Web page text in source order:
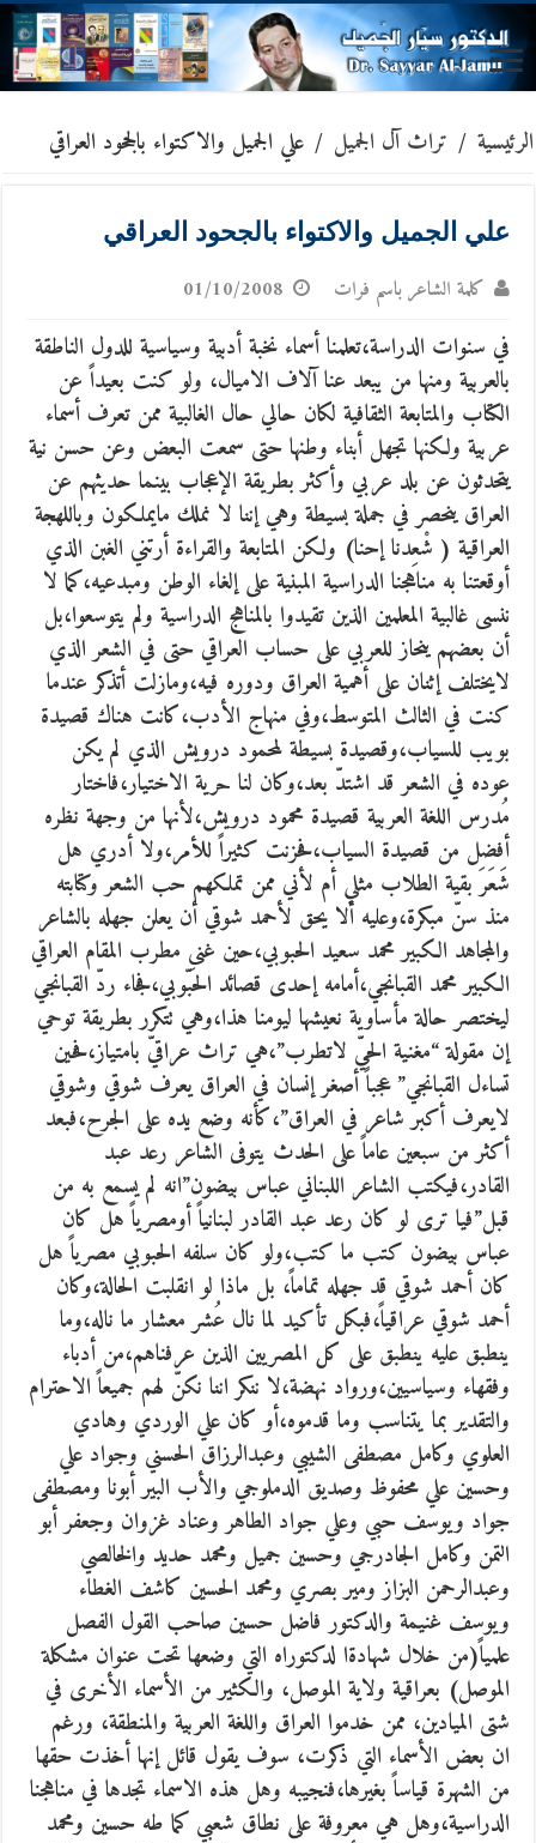
الرئيسية / تراث آل الجميل / علي الجميل والاكتواء بالجحود العراقي
علي الجميل والاكتواء بالجحود العراقي
كلمة الشاعر باسم فرات 01/10/2008
في سنوات الدراسة،تعلمنا أسماء نخبة أدبية وسياسية للدول الناطقة
بالعربية ومنها من يبعد عنا آلاف الاميال، ولو كنت بعيداً عن
الكتاب والمتابعة الثقافية لكان حالي حال الغالبية ممن تعرف أسماء
عربية ولكنها تجهل أبناء وطنها حتى سمعت البعض وعن حسن نية
يتحدثون عن بلد عربي وأكثر بطريقة الإعجاب بينما حديثهم عن
العراق ينحصر في جملة بسيطة وهي إننا لا نملك مايملكون وباللهجة
العراقية ( شْعِدنا إحنا) ولكن المتابعة والقراءة أرتني الغبن الذي
أوقعتنا به مناهجنا الدراسية المبنية على إلغاء الوطن ومبدعيه،كما لا
ننسى غالبية المعلمين الذين تقيدوا بالمناهج الدراسية ولم يتوسعوا،بل
أن بعضهم ينحاز للعربي على حساب العراقي حتى في الشعر الذي
لايختلف إثنان على أهمية العراق ودوره فيه،ومازلت أتذكر عندما
كنت في الثالث المتوسط،وفي منهاج الأدب،كانت هناك قصيدة
بويب للسياب،وقصيدة بسيطة لمحمود درويش الذي لم يكن
عوده في الشعر قد اشتدّ بعد،وكان لنا حرية الاختيار،فاختار
مُدرس اللغة العربية قصيدة محمود درويش،لأنها من وجهة نظره
أفضل من قصيدة السياب،فحزنت كثيراً للأمر،ولا أدري هل
شَعَرَ بقية الطلاب مثلي أم لأني ممن تملكهم حب الشعر وكتابته
منذ سنّ مبكرة،وعليه ألا يحق لأحمد شوقي أن يعلن جهله بالشاعر
والمجاهد الكبير محمد سعيد الحبوبي،حين غنى مطرب المقام العراقي
الكبير محمد القبانجي،أمامه إحدى قصائد الحَبّوبي،فجاء ردّ القبانجي
ليختصر حالة مأساوية نعيشها ليومنا هذا،وهي تتكرر بطريقة توحي
إن مقولة “مغنية الحيّ لاتطرب”،هي تراث عراقيّ بامتياز،فحين
تساءل القبانجي” عجباً أصغر إنسان في العراق يعرف شوقي وشوقي
لايعرف أكبر شاعر في العراق”،كأنه وضع يده على الجرح،فبعد
أكثر من سبعين عاماً على الحدث يتوفى الشاعر رعد عبد
القادر،فيكتب الشاعر اللبناني عباس بيضون”انه لم يسمع به من
قبل”فيا ترى لو كان رعد عبد القادر لبنانياً أومصرياً هل كان
عباس بيضون كتب ما كتب،ولو كان سلفه الحبوبي مصرياً هل
كان أحمد شوقي قد جهله تماماً، بل ماذا لو انقلبت الحالة،وكان
أحمد شوقي عراقياً،فبكل تأكيد لما نال عُشر معشار ما ناله،وما
ينطبق عليه ينطبق على كل المصريين الذين عرفناهم،من أدباء
وفقهاء وسياسيين،ورواد نهضة،لا ننكر اننا نكنّ لهم جميعاً الاحترام
والتقدير بما يتناسب وما قدموه،أو كان علي الوردي وهادي
العلوي وكامل مصطفى الشيبي وعبدالرزاق الحسني وجواد علي
وحسين علي محفوظ وصديق الدملوجي والأب البير أبونا ومصطفى
جواد ويوسف حبي وعلي جواد الطاهر وعناد غزوان وجعفر أبو
التمن وكامل الجادرجي وحسين جميل ومحمد حديد والخالصي
وعبدالرحمن البزاز ومير بصري ومحمد الحسين كاشف الغطاء
ويوسف غنيمة والدكتور فاضل حسين صاحب القول الفصل
علمياً(من خلال شهادةا لدكتوراه التي وضعها تحت عنوان مشكلة
الموصل) بعراقية ولاية الموصل، والكثير من الأسماء الأخرى في
شتى الميادين، ممن خدموا العراق واللغة العربية والمنطقة، ورغم
ان بعض الأسماء التي ذكرت، سوف يقول قائل إنها أخذت حقها
من الشهرة قياساً بغيرها،فنجيبه وهل هذه الاسماء تجدها في مناهجنا
الدراسية،وهل هي معروفة على نطاق شعبي كما طه حسين ومحمد